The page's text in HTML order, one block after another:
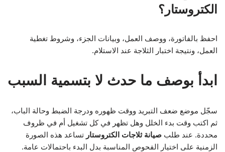
الكتروستار؟
احفظ بالفاتورة، ووصف العمل، وبيانات الجزء، وشروط تغطية
العمل، ونتيجة اختبار الثلاجة عند الاستلام.
ابدأ بوصف ما حدث لا بتسمية السبب
سجّل موضع ضعف التبريد ووقت ظهوره ودرجة الضبط وحالة الباب،
ثم اكتب وقت بدء الخلل وهل تظهر في كل تشغيل أم في ظروف
محددة. عند طلب صيانة ثلاجات الكتروستار تساعد هذه الصورة
الزمنية على اختيار الفحوص المناسبة بدل البدء باحتمالات عامة.